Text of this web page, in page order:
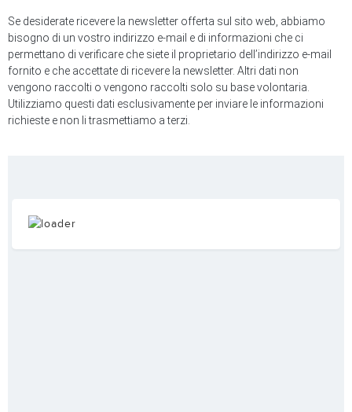
Se desiderate ricevere la newsletter offerta sul sito web, abbiamo
bisogno di un vostro indirizzo e-mail e di informazioni che ci
permettano di verificare che siete il proprietario dell’indirizzo e-mail
fornito e che accettate di ricevere la newsletter. Altri dati non
vengono raccolti o vengono raccolti solo su base volontaria.
Utilizziamo questi dati esclusivamente per inviare le informazioni
richieste e non li trasmettiamo a terzi.